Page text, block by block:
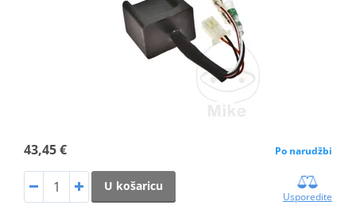
43,45 € Po narudžbi
U košaricu
Usporedite